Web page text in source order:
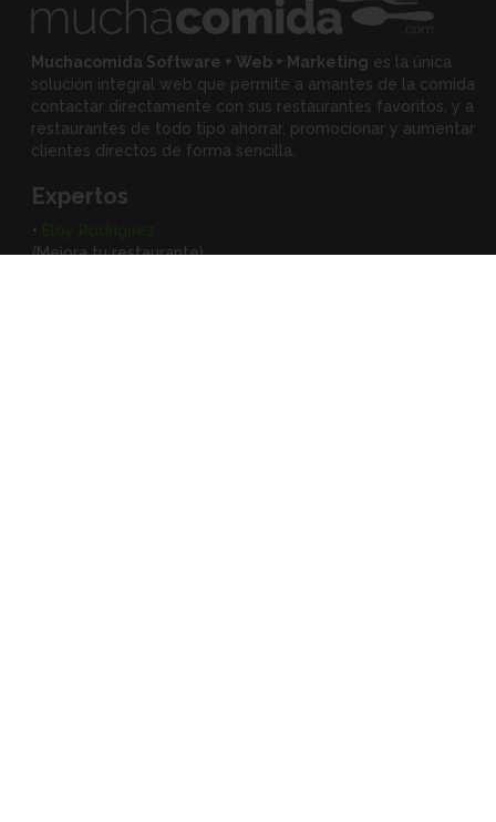
Muchacomida Software + Web + Marketing es la única
solución integral web que permite a amantes de la comida
contactar directamente con sus restaurantes favoritos, y a
restaurantes de todo tipo ahorrar, promocionar y aumentar
clientes directos de forma sencilla.
Expertos
•
(Mejora tu restaurante)